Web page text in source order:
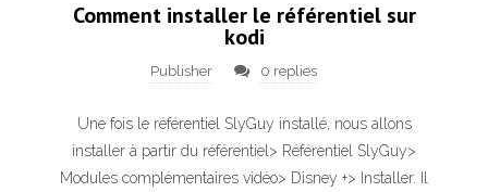
Comment installer le référentiel sur
kodi
Publisher 0 replies
Une fois le référentiel SlyGuy installé, nous allons
installer à partir du référentiel> Référentiel SlyGuy>
Modules complémentaires vidéo> Disney +> Installer. Il